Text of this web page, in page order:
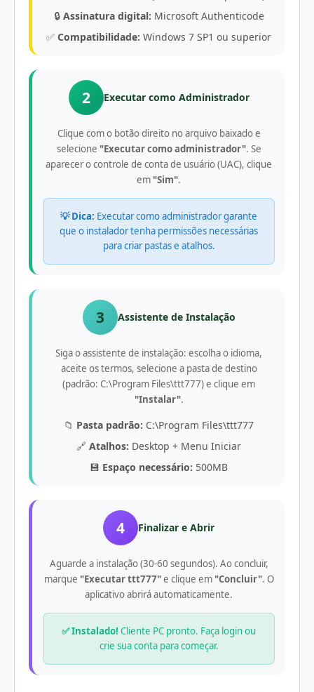
🔒 Assinatura digital: Microsoft Authenticode
✅ Compatibilidade: Windows 7 SP1 ou superior
2 Executar como Administrador
Clique com o botão direito no arquivo baixado e
selecione "Executar como administrador". Se
aparecer o controle de conta de usuário (UAC), clique
em "Sim".
💡 Dica: Executar como administrador garante
que o instalador tenha permissões necessárias
para criar pastas e atalhos.
3 Assistente de Instalação
Siga o assistente de instalação: escolha o idioma,
aceite os termos, selecione a pasta de destino
(padrão: C:\Program Files\ttt777) e clique em
"Instalar".
📁 Pasta padrão: C:\Program Files\ttt777
🔗 Atalhos: Desktop + Menu Iniciar
💾 Espaço necessário: 500MB
4 Finalizar e Abrir
Aguarde a instalação (30-60 segundos). Ao concluir,
marque "Executar ttt777"e clique em "Concluir". O
aplicativo abrirá automaticamente.
✅ Instalado! Cliente PC pronto. Faça login ou
crie sua conta para começar.